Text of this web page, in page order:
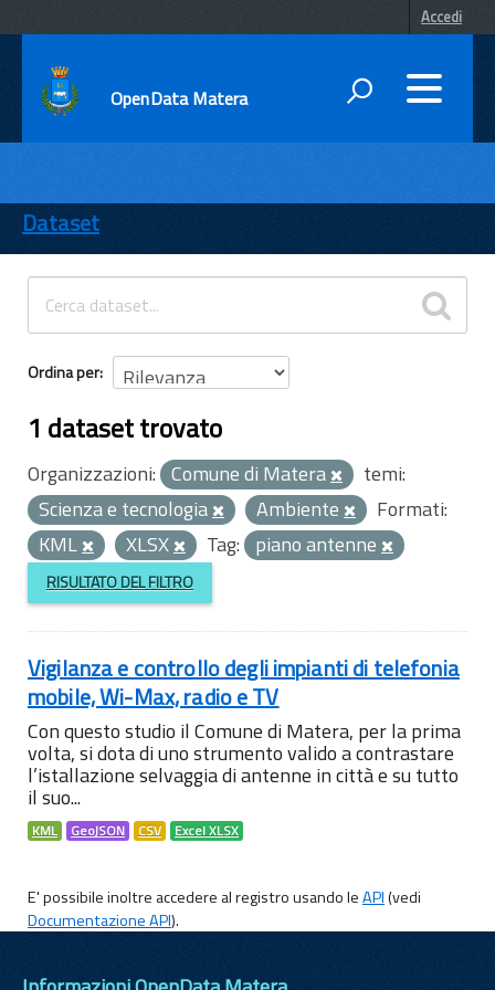
Accedi
OpenData Matera
ENTI
TEMI
INFORMAZIONI
Dataset
Ordina per
1 dataset trovato
Organizzazioni: Comune di Matera
temi:
Scienza e tecnologia
Ambiente
Formati:
KML
XLSX Tag: piano antenne
RISULTATO DEL FILTRO
Vigilanza e controllo degli impianti di telefonia
mobile, Wi-Max, radio e TV
Con questo studio il Comune di Matera, per la prima
volta, si dota di uno strumento valido a contrastare
l’istallazione selvaggia di antenne in città e su tutto
il suo...
KML GeoJSON CSV Excel XLSX
E' possibile inoltre accedere al registro usando leAPI(vedi
Documentazione API).